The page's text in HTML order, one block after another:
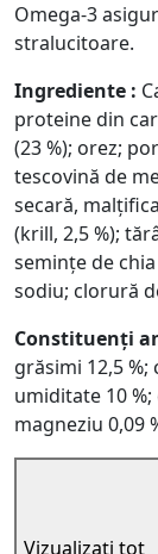
Omega-3
stralucitoare.
Ingrediente :
proteine din
(23 %); orez;
tescovină de
secară,
(krill, 2,5 %);
semințe de
sodiu; clorură
Constituenți
grăsimi 12,5 %;
umiditate 10 %;
magneziu 0,09
Vizualizați tot